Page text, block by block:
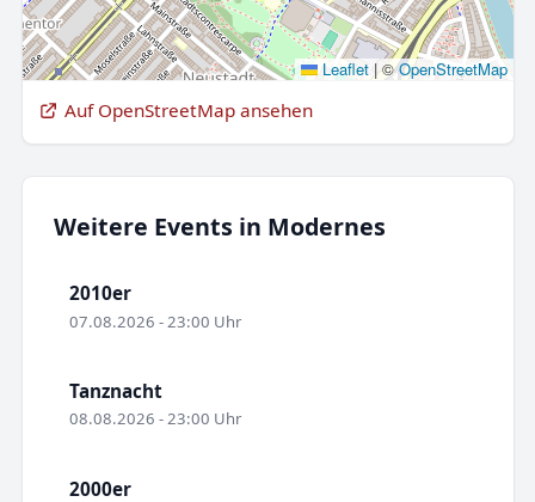
Leaflet |©OpenStreetMap
Auf OpenStreetMap ansehen
Weitere Events in Modernes
2010er
07.08.2026 - 23:00 Uhr
Tanznacht
08.08.2026 - 23:00 Uhr
2000er